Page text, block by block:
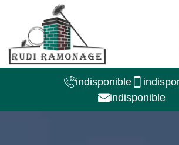
indisponible
indisponible